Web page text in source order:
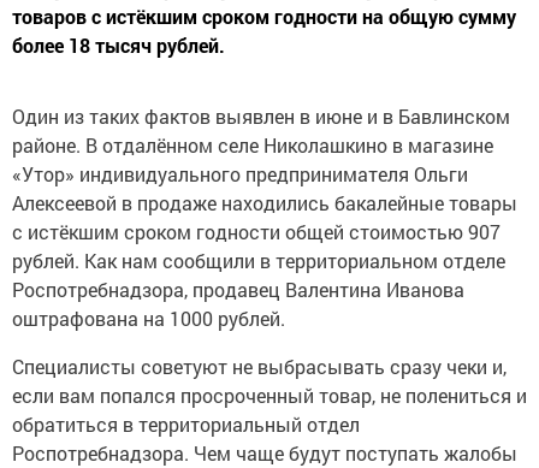
товаров с истёкшим сроком годности на общую сумму
более 18 тысяч рублей.
Один из таких фактов выявлен в июне и в Бавлинском
районе. В отдалённом селе Николашкино в магазине
«Утор» индивидуального предпринимателя Ольги
Алексеевой в продаже находились бакалейные товары
с истёкшим сроком годности общей стоимостью 907
рублей. Как нам сообщили в территориальном отделе
Роспотребнадзора, продавец Валентина Иванова
оштрафована на 1000 рублей.
Специалисты советуют не выбрасывать сразу чеки и,
если вам попался просроченный товар, не полениться и
обратиться в территориальный отдел
Роспотребнадзора. Чем чаще будут поступать жалобы